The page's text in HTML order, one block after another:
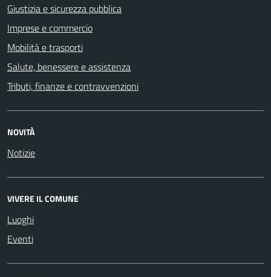
Giustizia e sicurezza pubblica
Imprese e commercio
Mobilità e trasporti
Salute, benessere e assistenza
Tributi, finanze e contravvenzioni
NOVITÀ
Notizie
VIVERE IL COMUNE
Luoghi
Eventi